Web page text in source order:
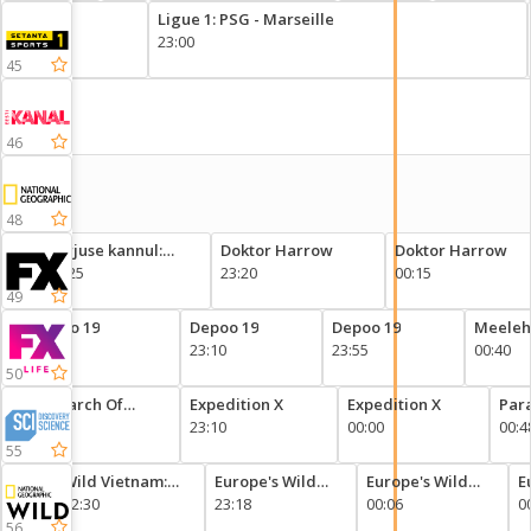
45
46
48
49
50
55
капусты
Ligue 1: PSG - Marseille
23:00
Kurjuse kannul:
evolutsioon
22:25
Doktor Harrow
23:20
Doktor Harrow
00:15
Depoo 19
22:20
Depoo 19
23:10
Depoo 19
23:55
00:40
In Search Of
Monsters
22:20
Expedition X
23:10
Expedition X
00:00
1
Wild Vietnam:
Season 1
22:30
Europe's Wild
Marvels
23:18
Europe's Wild
Marvels
00:06